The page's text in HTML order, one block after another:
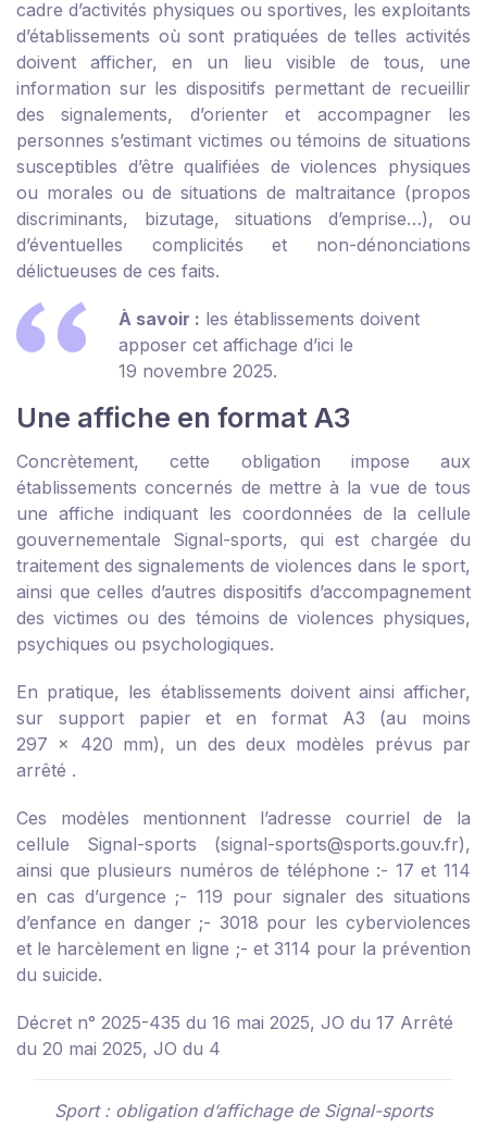
cadre d’activités physiques ou sportives, les exploitants
d’établissements où sont pratiquées de telles activités
doivent afficher, en un lieu visible de tous, une
information sur les dispositifs permettant de recueillir
des signalements, d’orienter et accompagner les
personnes s’estimant victimes ou témoins de situations
susceptibles d’être qualifiées de violences physiques
ou morales ou de situations de maltraitance (propos
discriminants, bizutage, situations d’emprise…), ou
d’éventuelles complicités et non-dénonciations
délictueuses de ces faits.
À savoir : les établissements doivent
apposer cet affichage d’ici le
19 novembre 2025.
Une affiche en format A3
Concrètement, cette obligation impose aux
établissements concernés de mettre à la vue de tous
une affiche indiquant les coordonnées de la cellule
gouvernementale Signal-sports, qui est chargée du
traitement des signalements de violences dans le sport,
ainsi que celles d’autres dispositifs d’accompagnement
des victimes ou des témoins de violences physiques,
psychiques ou psychologiques.
En pratique, les établissements doivent ainsi afficher,
sur support papier et en format A3 (au moins
297 × 420 mm), un des deux modèles prévus par
arrêté .
Ces modèles mentionnent l’adresse courriel de la
cellule Signal-sports (signal-sports@sports.gouv.fr),
ainsi que plusieurs numéros de téléphone :- 17 et 114
en cas d’urgence ;- 119 pour signaler des situations
d’enfance en danger ;- 3018 pour les cyberviolences
et le harcèlement en ligne ;- et 3114 pour la prévention
du suicide.
Décret n° 2025-435 du 16 mai 2025, JO du 17 Arrêté
du 20 mai 2025, JO du 4
Sport : obligation d’affichage de Signal-sports